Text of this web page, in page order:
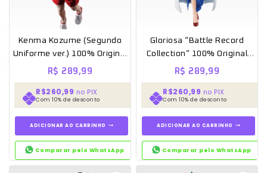
Kenma Kozume (Segundo
Uniforme ver.) 100% Original
Lacrado – Banpresto
R$ 289,99
R$260,99 no PIX
Com 10% de desconto
ADICIONAR AO CARRINHO
Comparar pelo WhatsApp
Gloriosa “Battle Record
Collection” 100% Original
Lacrado – Banpresto
R$ 289,99
R$260,99 no PIX
Com 10% de desconto
ADICIONAR AO CARRINHO
Comparar pelo WhatsApp